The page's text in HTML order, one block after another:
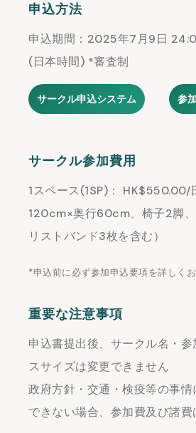
申込方法
申込期間：2025年7月9日
(日本時間) *審査制
サークル申込システム 参
サークル参加費用
1スペース(1SP)： HK$550.00/
120cm×奥行60cm、椅子2脚
リストバンド3枚を含む）
*申込前に必ず参加申込要項を詳しく
重要な注意事項
申込書提出後、サークル名・
スサイズは変更できません
政府方針・交通・検疫等の事
できない場合、参加費及び諸